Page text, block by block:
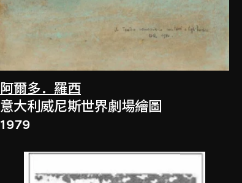
阿爾多．羅西
意大利威尼斯世界劇場繪圖
1979